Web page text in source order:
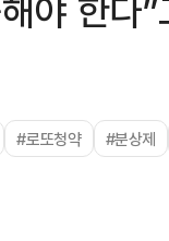
야 한다
#로또청약 #분상제